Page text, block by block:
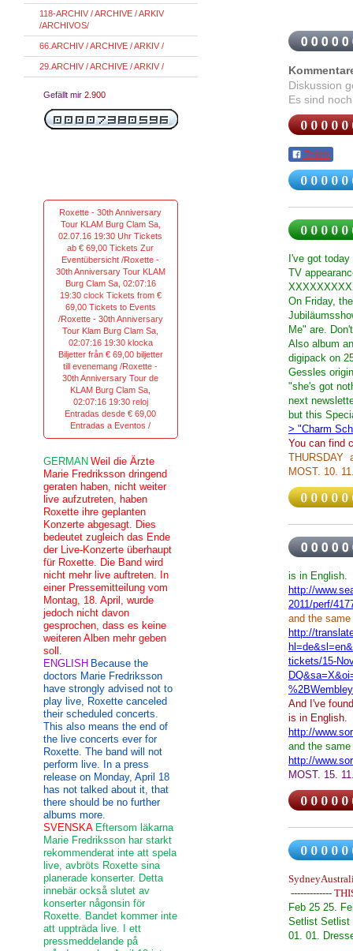
Diskussion
Es sind
Teilen
I've got
TV
On Friday,
Me" are.
Also album
digipack on
Gessles
"she's got
next
but this
> "Charm
You can find
THURSDAY
MOST. 10.
is in English.
http://
2011/perf/
and the
http://
tickets/15-
And I've
is in English.
http://
and the
http://
MOST. 15.
-------------
Feb 25 25.
Setlist Setlist
01. 01.
118-ARCHIV / ARCHIVE / ARKIV
/ARCHIVOS/
66.ARCHIV / ARCHIVE / ARKIV /
29.ARCHIV / ARCHIVE / ARKIV /
Gefällt mir 2.900
Roxette - 30th Anniversary
Tour KLAM Burg Clam Sa,
02.07.16 19:30 Uhr Tickets
ab € 69,00 Tickets Zur
Eventübersicht /Roxette -
30th Anniversary Tour KLAM
Burg Clam Sa, 02:07:16
19:30 clock Tickets from €
69,00 Tickets to Events
/Roxette - 30th Anniversary
Tour Klam Burg Clam Sa,
02:07:16 19:30 klocka
Biljetter från € 69,00 biljetter
till evenemang /Roxette -
30th Anniversary Tour de
KLAM Burg Clam Sa,
02:07:16 19:30 reloj
Entradas desde € 69,00
Entradas a Eventos /
GERMAN Weil die Ärzte
Marie Fredriksson dringend
geraten haben, nicht weiter
live aufzutreten, haben
Roxette ihre geplanten
Konzerte abgesagt. Dies
bedeutet zugleich das Ende
der Live-Konzerte überhaupt
für Roxette. Die Band wird
nicht mehr live auftreten. In
einer Pressemitteilung vom
Montag, 18. April, wurde
jedoch nicht davon
gesprochen, dass es keine
weiteren Alben mehr geben
soll.
ENGLISH Because the
doctors Marie Fredriksson
have strongly advised not to
play live, Roxette canceled
their scheduled concerts.
This also means the end of
the live concerts ever for
Roxette. The band will not
perform live. In a press
release on Monday, April 18
has not talked about it, that
there should be no further
albums more.
SVENSKA Eftersom läkarna
Marie Fredriksson har starkt
rekommenderat inte att spela
live, avbröts Roxette sina
planerade konserter. Detta
innebär också slutet av
konserter någonsin för
Roxette. Bandet kommer inte
att uppträda live. I ett
pressmeddelande på